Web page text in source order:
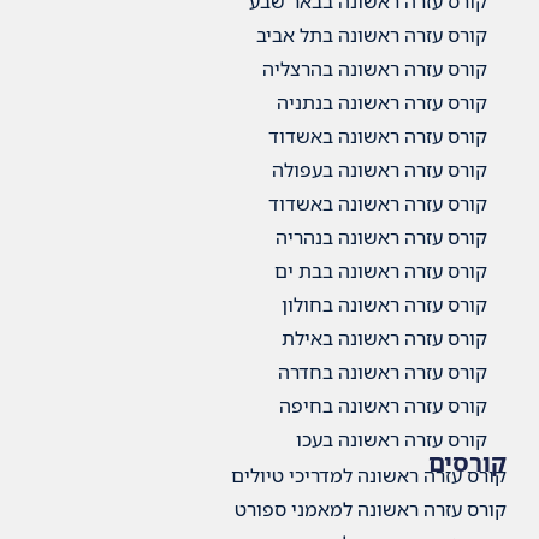
בתל אביב
בהרצליה
בנתניה
באשדוד
בעפולה
באשדוד
בנהריה
בבת ים
בחולון
באילת
בחדרה
בחיפה
טיולים
ספורט